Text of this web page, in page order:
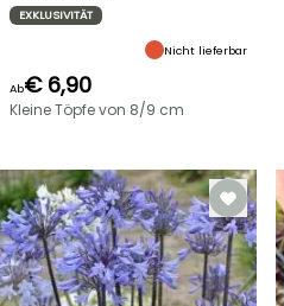
EXKLUSIVITÄT
Nicht lieferbar
Ab€ 6,90
Kleine Töpfe von 8/9 cm